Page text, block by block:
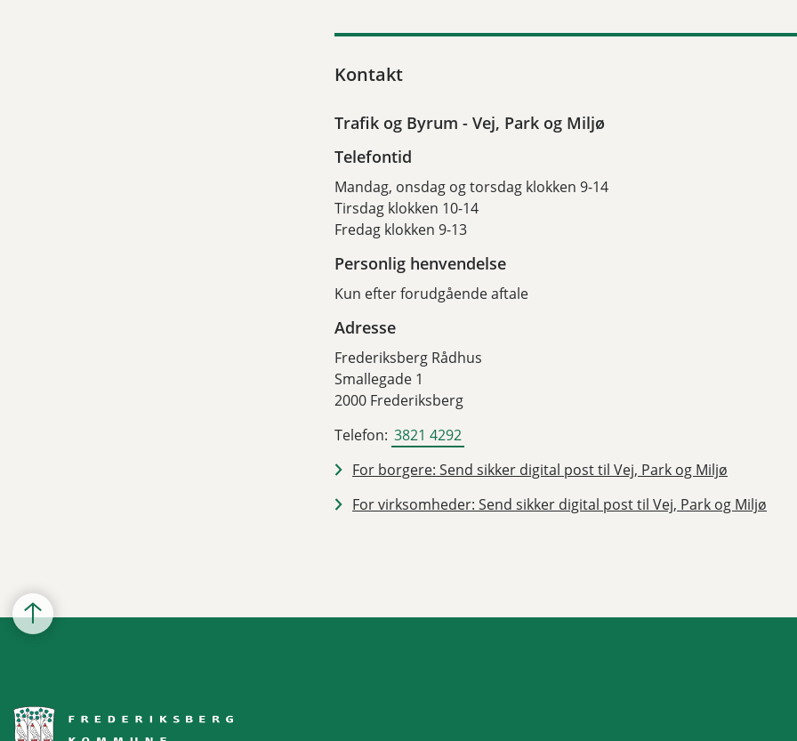
Kontakt
Trafik og Byrum - Vej, Park og Miljø
Telefontid
Mandag, onsdag og torsdag klokken 9-14
Tirsdag klokken 10-14
Fredag klokken 9-13
Personlig henvendelse
Kun efter forudgående aftale
Adresse
Frederiksberg Rådhus
Smallegade 1
2000 Frederiksberg
Telefon: 3821 4292
For borgere: Send sikker digital post til Vej, Park og Miljø
For virksomheder: Send sikker digital post til Vej, Park og Miljø